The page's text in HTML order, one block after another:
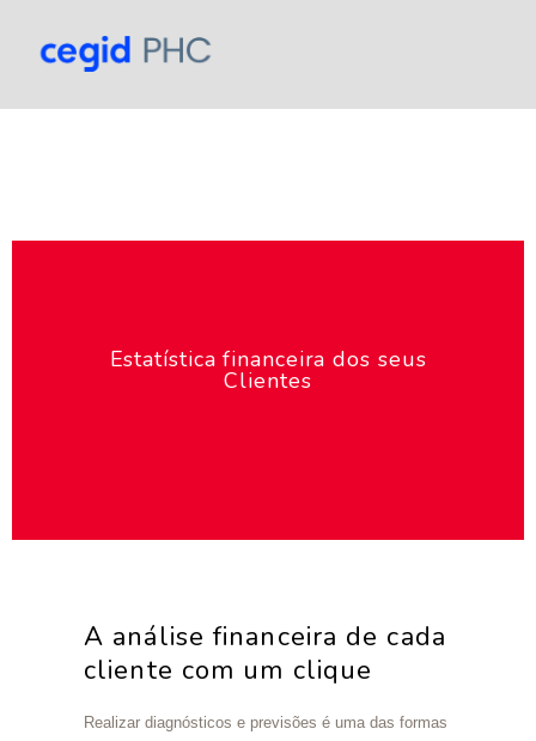
Estatística financeira dos seus
Clientes
A análise financeira de cada
cliente com um clique
Realizar diagnósticos e previsões é uma das formas